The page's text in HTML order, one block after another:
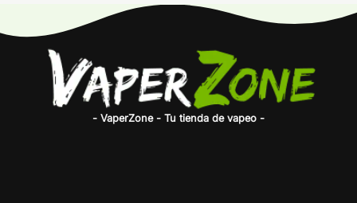
hasta
3,45€
- VaperZone - Tu tienda de vapeo -